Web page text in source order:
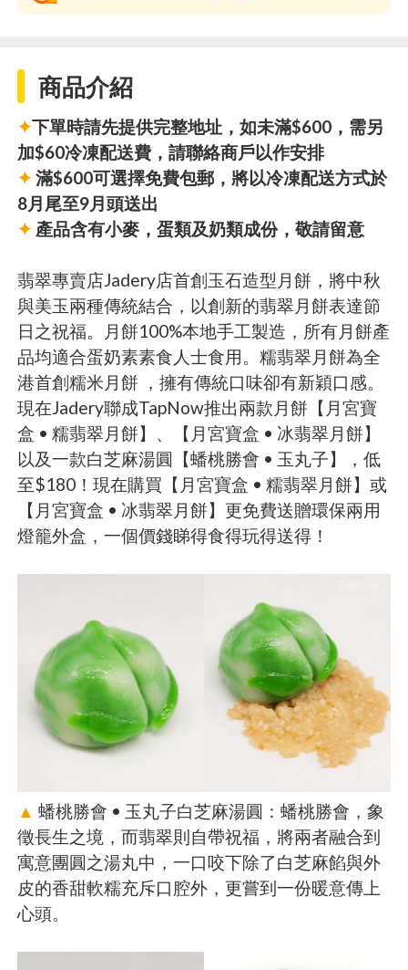
商品介紹
✦下單時請先提供完整地址，如未滿$600，需另
加$60冷凍配送費，請聯絡商戶以作安排
✦ 滿$600可選擇免費包郵，將以冷凍配送方式於
8月尾至9月頭送出
✦ 產品含有小麥，蛋類及奶類成份，敬請留意
翡翠專賣店Jadery店首創玉石造型月餅，將中秋
與美玉兩種傳統結合，以創新的翡翠月餅表達節
日之祝福。月餅100%本地手工製造，所有月餅產
品均適合蛋奶素素食人士食用。糯翡翠月餅為全
港首創糯米月餅 ，擁有傳統口味卻有新穎口感。
現在Jadery聯成TapNow推出兩款月餅【月宮寶
盒 • 糯翡翠月餅】、【月宮寶盒 • 冰翡翠月餅】
以及一款白芝麻湯圓【蟠桃勝會 • 玉丸子】，低
至$180！現在購買【月宮寶盒 • 糯翡翠月餅】或
【月宮寶盒 • 冰翡翠月餅】更免費送贈環保兩用
燈籠外盒，一個價錢睇得食得玩得送得！
▲ 蟠桃勝會 • 玉丸子白芝麻湯圓：蟠桃勝會，象
徵長生之境，而翡翠則自帶祝福，將兩者融合到
寓意團圓之湯丸中，一口咬下除了白芝麻餡與外
皮的香甜軟糯充斥口腔外，更嘗到一份暖意傳上
心頭。